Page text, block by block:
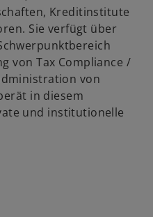
Kreditinstitute
Sie verfügt über
von Tax Compliance /
von
in diesem
und institutionelle